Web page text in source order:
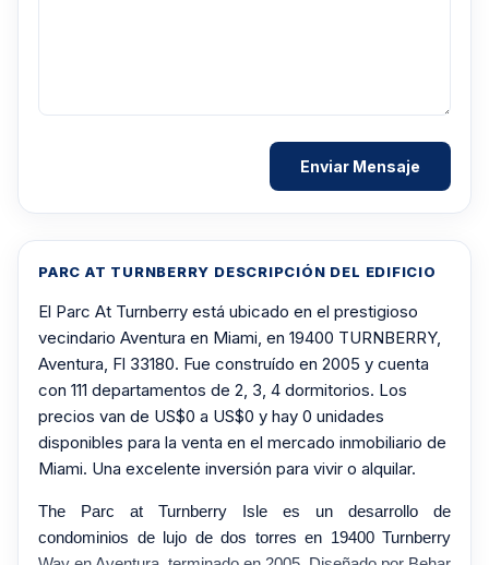
PARC AT TURNBERRY DESCRIPCIÓN DEL EDIFICIO
El Parc At Turnberry está ubicado en el prestigioso
vecindario Aventura en Miami, en 19400 TURNBERRY,
Aventura, Fl 33180. Fue construído en 2005 y cuenta
con 111 departamentos de 2, 3, 4 dormitorios. Los
precios van de US$0 a US$0 y hay 0 unidades
disponibles para la venta en el mercado inmobiliario de
Miami. Una excelente inversión para vivir o alquilar.
The Parc at Turnberry Isle es un desarrollo de
condominios de lujo de dos torres en 19400 Turnberry